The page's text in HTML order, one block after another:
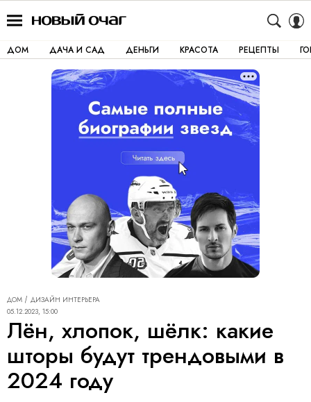
ДОМ ДАЧА И САД ДЕНЬГИ КРАСОТА РЕЦЕПТЫ
ДОМ
ДИЗАЙН ИНТЕРЬЕРА
05.12.2023, 15:00
Лён, хлопок, шёлк: какие
шторы будут трендовыми в
2024 году